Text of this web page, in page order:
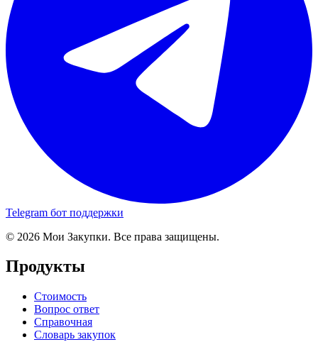
Telegram бот поддержки
© 2026 Мои Закупки. Все права защищены.
Продукты
Стоимость
Вопрос ответ
Справочная
Словарь закупок